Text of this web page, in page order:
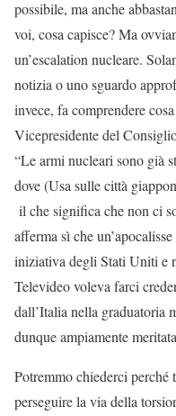
possibile, ma anche
voi, cosa capisce? Ma
un’escalation nucleare.
notizia o uno sguardo
invece, fa comprendere
Vicepresidente del
“Le armi nucleari sono già
dove (Usa sulle città
il che significa che non ci
afferma sì che
iniziativa degli Stati Uniti e
Televideo voleva farci
dall’Italia nella graduatoria
dunque ampiamente
Potremmo chiederci perché
perseguire la via della